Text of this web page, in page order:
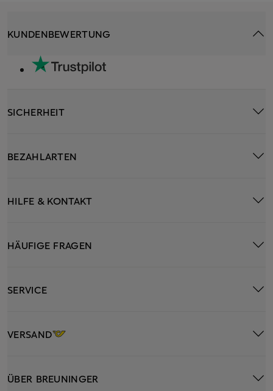
HILFE & KONTAKT
HÄUFIGE FRAGEN
SERVICE
VERSAND
KUNDENBEWERTUNG
SICHERHEIT
BEZAHLARTEN
ÜBER BREUNINGER